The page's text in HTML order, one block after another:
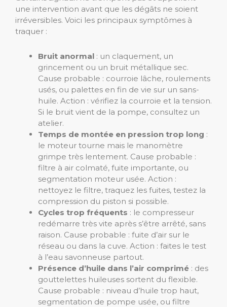
une intervention avant que les dégâts ne soient
irréversibles. Voici les principaux symptômes à
traquer :
Bruit anormal : un claquement, un
grincement ou un bruit métallique sec.
Cause probable : courroie lâche, roulements
usés, ou palettes en fin de vie sur un sans-
huile. Action : vérifiez la courroie et la tension.
Si le bruit vient de la pompe, consultez un
atelier.
Temps de montée en pression trop long :
le moteur tourne mais le manomètre
grimpe très lentement. Cause probable :
filtre à air colmaté, fuite importante, ou
segmentation moteur usée. Action :
nettoyez le filtre, traquez les fuites, testez la
compression du piston si possible.
Cycles trop fréquents : le compresseur
redémarre très vite après s’être arrêté, sans
raison. Cause probable : fuite d’air sur le
réseau ou dans la cuve. Action : faites le test
à l’eau savonneuse partout.
Présence d’huile dans l’air comprimé : des
gouttelettes huileuses sortent du flexible.
Cause probable : niveau d’huile trop haut,
segmentation de pompe usée, ou filtre